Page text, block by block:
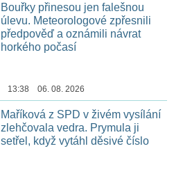
Bouřky přinesou jen falešnou
úlevu. Meteorologové zpřesnili
předpověď a oznámili návrat
horkého počasí
13:38 06. 08. 2026
Maříková z SPD v živém vysílání
zlehčovala vedra. Prymula ji
setřel, když vytáhl děsivé číslo